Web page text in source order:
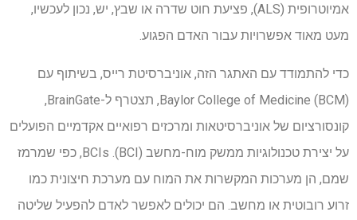
אמיוטרופית (ALS), פציעת חוט שדרה או שבץ, יש, נכון לעכשיו,
מעט מאוד אפשרויות עבור האדם הפגוע.
כדי להתמודד עם האתגר הזה, אוניברסיטת רייס, בשיתוף עם
Baylor College of Medicine (BCM), תצטרף ל-BrainGate,
קונסורציום של אוניברסיטאות ומרכזים רפואיים אקדמיים הפועלים
על יצירת טכנולוגיות ממשק מוח-מחשב (BCI). BCIs, כפי שמרמז
שמם, הן מערכות המקשרות את המוח עם מערכת חיצונית כמו
זרוע רובוטית או מחשב. הם יכולים לאפשר לאדם להפעיל שליטה